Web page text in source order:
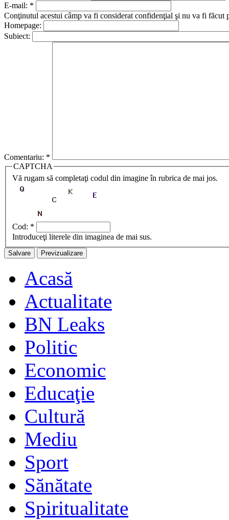
E-mail: *
Conţinutul acestui câmp va fi considerat confidenţial şi nu va fi făcut
Homepage:
Subiect:
Comentariu: *
CAPTCHA
Vă rugam să completaţi codul din imagine în rubrica de mai jos.
Cod: *
Introduceţi literele din imaginea de mai sus.
Acasă
Actualitate
BN Leaks
Politic
Economic
Educaţie
Cultură
Mediu
Sport
Sănătate
Spiritualitate